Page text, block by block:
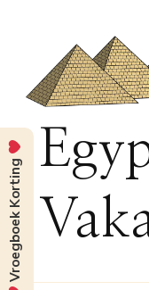
Vroegboek Korting